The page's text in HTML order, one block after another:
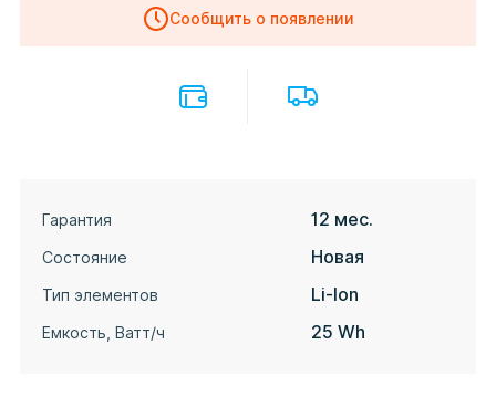
Сообщить о появлении
Гарантия 12 мес.
Состояние Новая
Тип элементов Li-Ion
Емкость, Ватт/ч 25 Wh